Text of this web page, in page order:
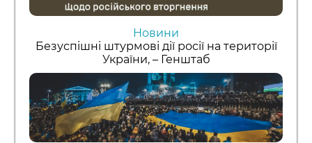
Новини
Безуспішні штурмові дії росії на території
України, – Генштаб